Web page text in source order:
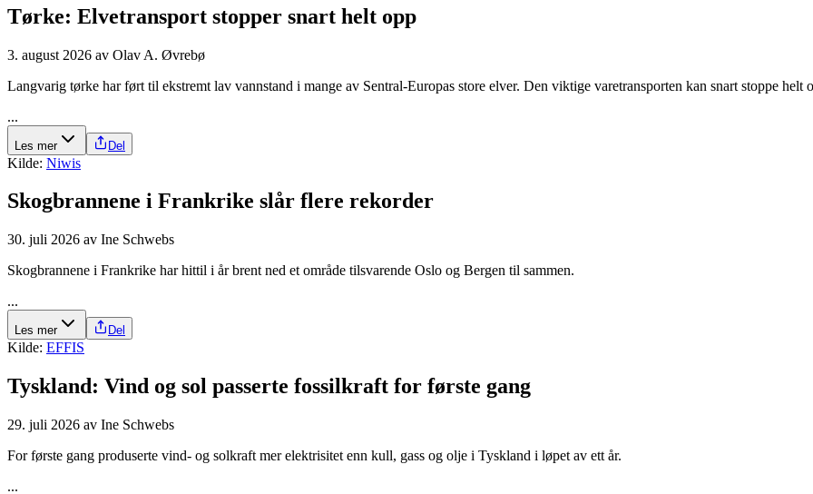
Tørke: Elve­transport stopper snart helt opp
3. august 2026 av Olav A. Øvrebø
Langvarig tørke har ført til ekstremt lav vannstand i mange av Sentral-Europas store elver. Den viktige varetransporten kan snart stoppe helt
...
Les mer Del
Kilde: Niwis
Skogbrannene i Frankrike slår flere rekorder
30. juli 2026 av Ine Schwebs
Skogbrannene i Frankrike har hittil i år brent ned et område tilsvarende Oslo og Bergen til sammen.
...
Les mer Del
Kilde: EFFIS
Tyskland: Vind og sol passerte fossilkraft for første gang
29. juli 2026 av Ine Schwebs
For første gang produserte vind- og solkraft mer elektrisitet enn kull, gass og olje i Tyskland i løpet av ett år.
...